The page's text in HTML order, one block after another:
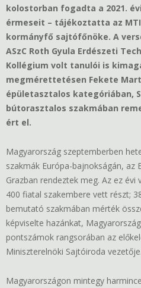
kolostorban fogadta a 2021.
érmeseit – tájékoztatta az
kormányfő sajtófőnöke. A
ASzC Roth Gyula Erdészeti
Kollégium volt tanulói is
megmérettetésen Fekete
épületasztalos kategóriában,
bútorasztalos szakmában
ért el.
Magyarország szeptemberben
szakmák Európa-bajnokságán, az
Grazban rendeztek meg. Az ez
400 fiatal szakembere vett részt;
bemutató szakmában mérték
képviselte hazánkat,
pontszámok rangsorában az
Miniszterelnöki Sajtóiroda vezetője.
Magyarországon mintegy